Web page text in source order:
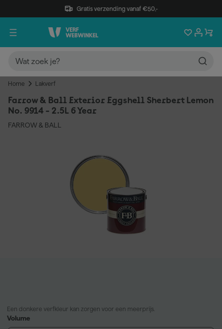
Gratis verzending vanaf €50,-
Home Lakverf
Farrow & Ball Exterior Eggshell Sherbert Lemon
No. 9914 - 2.5L 6 Year
FARROW & BALL
Een donkere verfkleur kan zorgen voor een meerprijs.
Volume